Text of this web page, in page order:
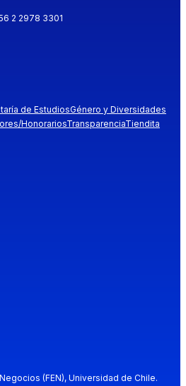
2 2978 3301
de EstudiosGénero y Diversidades
HonorariosTransparenciaTiendita
(FEN), Universidad de Chile.